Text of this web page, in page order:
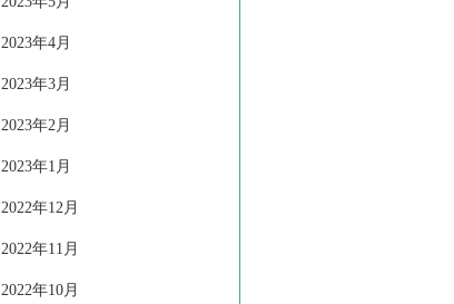
2023年4月
2023年3月
2023年2月
2023年1月
2022年12月
2022年11月
2022年10月